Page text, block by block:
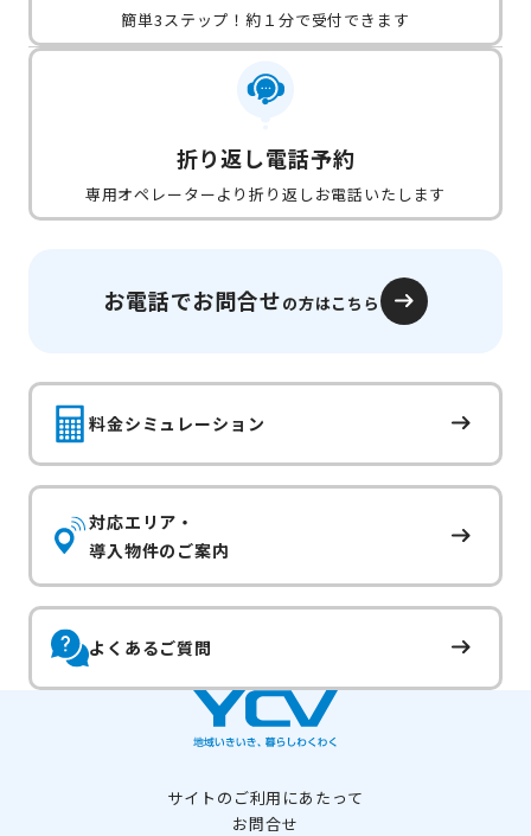
簡単3ステップ！約１分で受付できます
折り返し電話予約
専用オペレーターより折り返しお電話いたします
お電話でお問合せの方はこちら
料金シミュレーション
対応エリア・
導入物件のご案内
よくあるご質問
サイトのご利用にあたって
お問合せ